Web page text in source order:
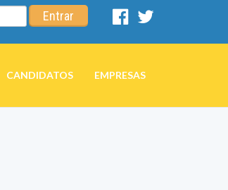
Entrar
Facebook
CANDIDATOS EMPRESAS